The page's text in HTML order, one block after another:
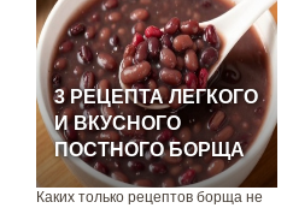
3 РЕЦЕПТА ЛЕГКОГО
И ВКУСНОГО
ПОСТНОГО БОРЩА
Каких только рецептов борща не